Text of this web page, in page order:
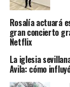
Rosalía actuará
gran concierto
Netflix
La iglesia
Avila: cómo